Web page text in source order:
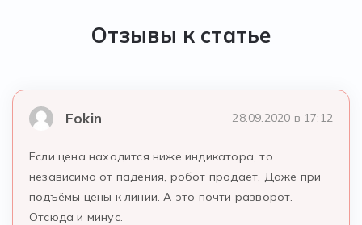
Отзывы к статье
Fokin 28.09.2020 в 17:12
Если цена находится ниже индикатора, то
независимо от падения, робот продает. Даже при
подъёмы цены к линии. А это почти разворот.
Отсюда и минус.